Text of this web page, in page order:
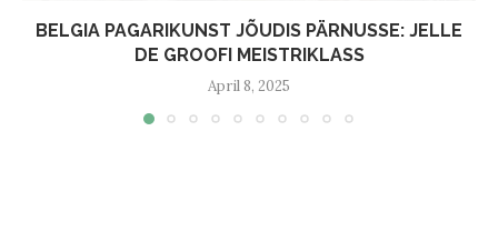
BELGIA PAGARIKUNST JÕUDIS PÄRNUSSE: JELLE
DE GROOFI MEISTRIKLASS
April 8, 2025